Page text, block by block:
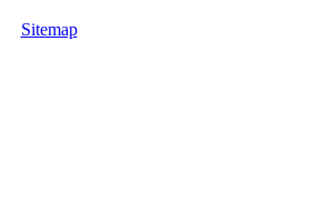
Sitemap